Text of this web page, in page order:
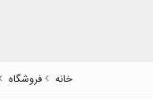
خانه فروشگاه